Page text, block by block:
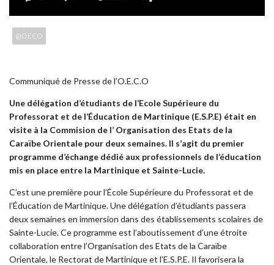
@OECO
Communiqué de Presse de l’O.E.C.O
Une délégation d’étudiants de l’Ecole Supérieure du
Professorat et de l’Éducation de Martinique (E.S.P.E) était en
visite à la Commision de l’ Organisation des Etats de la
Caraïbe Orientale pour deux semaines. Il s’agit du premier
programme d’échange dédié aux professionnels de l’éducation
mis en place entre la Martinique et Sainte-Lucie.
C’est une première pour l’École Supérieure du Professorat et de
l’Éducation de Martinique. Une délégation d’étudiants passera
deux semaines en immersion dans des établissements scolaires de
Sainte-Lucie. Ce programme est l’aboutissement d’une étroite
collaboration entre l’Organisation des Etats de la Caraïbe
Orientale, le Rectorat de Martinique et l’E.S.P.E. Il favorisera la